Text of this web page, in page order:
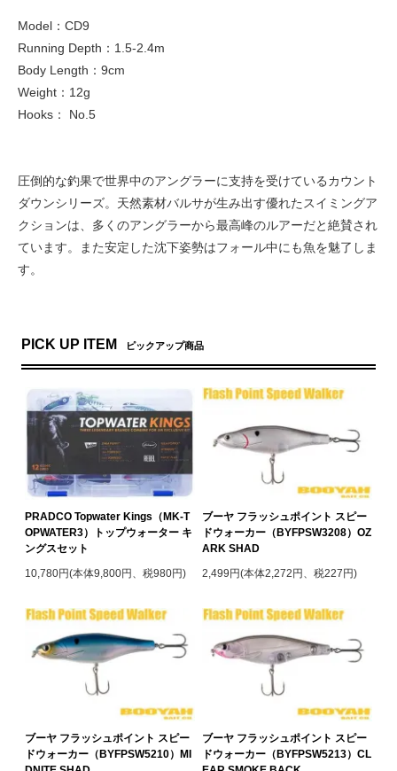
Model：CD9
Running Depth：1.5-2.4m
Body Length：9cm
Weight：12g
Hooks： No.5
圧倒的な釣果で世界中のアングラーに支持を受けているカウント
ダウンシリーズ。天然素材バルサが生み出す優れたスイミングア
クションは、多くのアングラーから最高峰のルアーだと絶賛され
ています。また安定した沈下姿勢はフォール中にも魚を魅了しま
す。
PICK UP ITEM ピックアップ商品
PRADCO Topwater Kings（MK-T
OPWATER3）トップウォーター キ
ングスセット
10,780円(本体9,800円、税980円)
ブーヤ フラッシュポイント スピー
ドウォーカー（BYFPSW3208）OZ
ARK SHAD
2,499円(本体2,272円、税227円)
ブーヤ フラッシュポイント スピー
ドウォーカー（BYFPSW5210）MI
ブーヤ フラッシュポイント スピー
ドウォーカー（BYFPSW5213）CL